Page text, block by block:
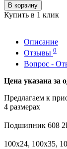
В корзину
Купить в 1 клик
Описание
Отзывы 0
Вопрос -
Цена указана за
Предлагаем к
4 размерах
Подшипник 608
100x24, 100x35,